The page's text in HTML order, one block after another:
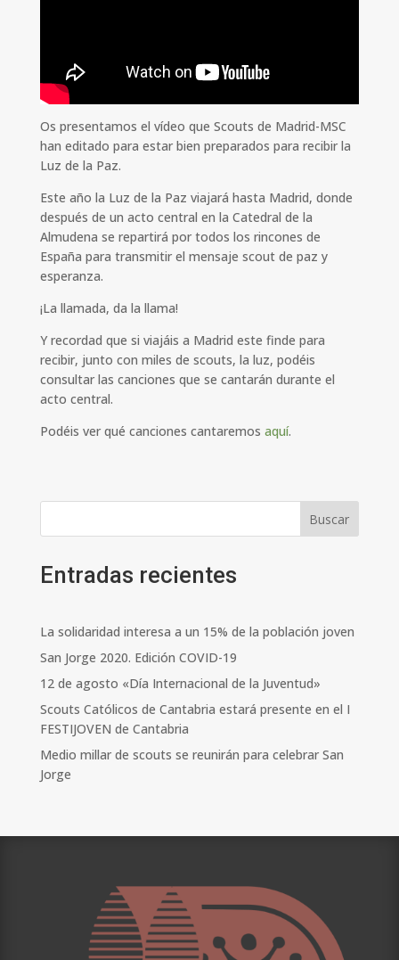
Os presentamos el vídeo que Scouts de Madrid-MSC
han editado para estar bien preparados para recibir la
Luz de la Paz.
Este año la Luz de la Paz viajará hasta Madrid, donde
después de un acto central en la Catedral de la
Almudena se repartirá por todos los rincones de
España para transmitir el mensaje scout de paz y
esperanza.
¡La llamada, da la llama!
Y recordad que si viajáis a Madrid este finde para
recibir, junto con miles de scouts, la luz, podéis
consultar las canciones que se cantarán durante el
acto central.
Podéis ver qué canciones cantaremos aquí.
Buscar
Entradas recientes
La solidaridad interesa a un 15% de la población joven
San Jorge 2020. Edición COVID-19
12 de agosto «Día Internacional de la Juventud»
Scouts Católicos de Cantabria estará presente en el I
FESTIJOVEN de Cantabria
Medio millar de scouts se reunirán para celebrar San
Jorge